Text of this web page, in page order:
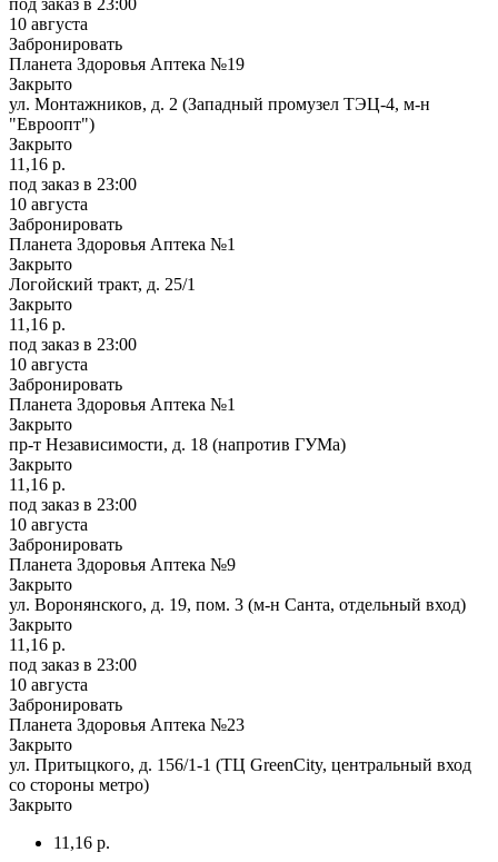
10 августа
Забронировать
Планета Здоровья Аптека №19
Закрыто
ул. Монтажников, д. 2 (Западный промузел ТЭЦ-4, м-н
"Евроопт")
Закрыто
11,16 р.
под заказ в 23:00
10 августа
Забронировать
Планета Здоровья Аптека №1
Закрыто
Логойский тракт, д. 25/1
Закрыто
11,16 р.
под заказ в 23:00
10 августа
Забронировать
Планета Здоровья Аптека №1
Закрыто
пр-т Независимости, д. 18 (напротив ГУМа)
Закрыто
11,16 р.
под заказ в 23:00
10 августа
Забронировать
Планета Здоровья Аптека №9
Закрыто
ул. Воронянского, д. 19, пом. 3 (м-н Санта, отдельный вход)
Закрыто
11,16 р.
под заказ в 23:00
10 августа
Забронировать
Планета Здоровья Аптека №23
Закрыто
ул. Притыцкого, д. 156/1-1 (ТЦ GreenCity, центральный вход
со стороны метро)
Закрыто
11,16 р.